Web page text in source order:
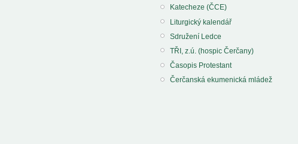
Katecheze (ČCE)
Liturgický kalendář
Sdružení Ledce
TŘI, z.ú. (hospic Čerčany)
Časopis Protestant
Čerčanská ekumenická mládež